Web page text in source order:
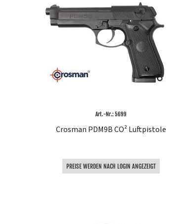
Art.-Nr.: 5699
Crosman PDM9B CO² Luftpistole
PREISE WERDEN NACH LOGIN ANGEZEIGT